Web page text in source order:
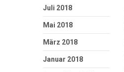
Juli 2018
Mai 2018
März 2018
Januar 2018